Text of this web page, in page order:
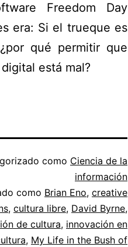
Freedom Day
era: Si el trueque es
qué permitir que
está mal?
como Ciencia de la
información
como Brian Eno, creative
, cultura libre, David Byrne,
de cultura, innovación en
, My Life in the Bush of